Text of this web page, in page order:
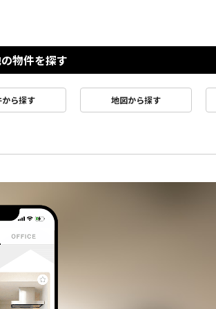
物件を探す
から探す 地図から探す